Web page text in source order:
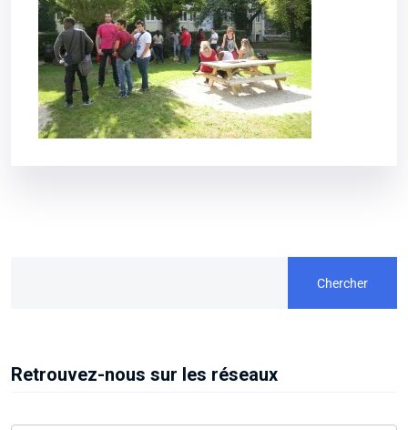
Chercher
Retrouvez-nous sur les réseaux